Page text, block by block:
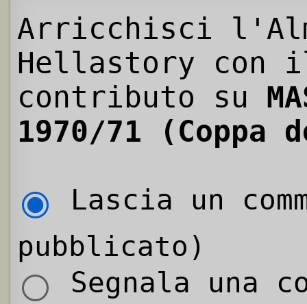
Arricchisci
Hellastory con
contributo su
1970/71
Lascia un
pubblicato)
Segnala una